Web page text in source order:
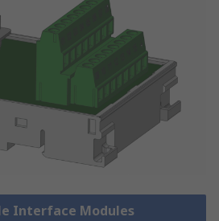
Interface Modules